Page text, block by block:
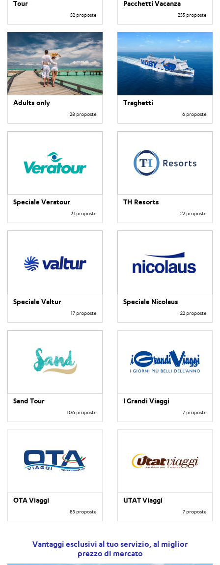
Tour
52 proposte
Pacchetti Vacanza
255 proposte
Adults only
28 proposte
Traghetti
6 proposte
Speciale Veratour
21 proposte
TH Resorts
22 proposte
Speciale Valtur
17 proposte
Speciale Nicolaus
22 proposte
Sand Tour
106 proposte
I Grandi Viaggi
7 proposte
OTA Viaggi
85 proposte
UTAT Viaggi
7 proposte
Vantaggi esclusivi al tuo servizio, al miglior
prezzo di mercato